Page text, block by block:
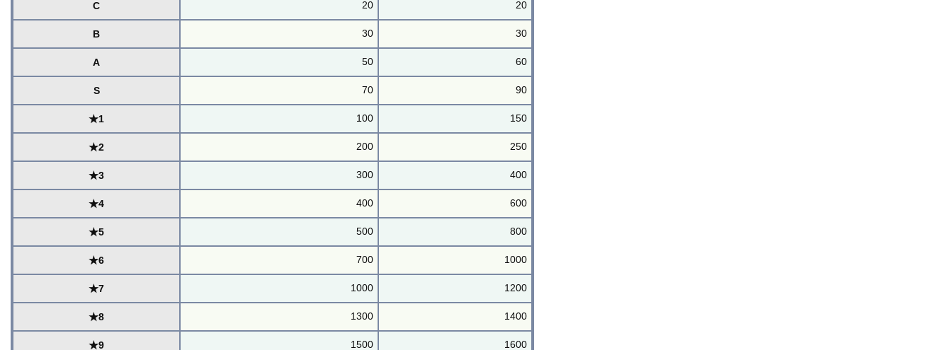
C 20 20
B 30 30
A 50 60
S 70 90
★1 100 150
★2 200 250
★3 300 400
★4 400 600
★5 500 800
★6 700 1000
★7 1000 1200
★8 1300 1400
★9 1500 1600